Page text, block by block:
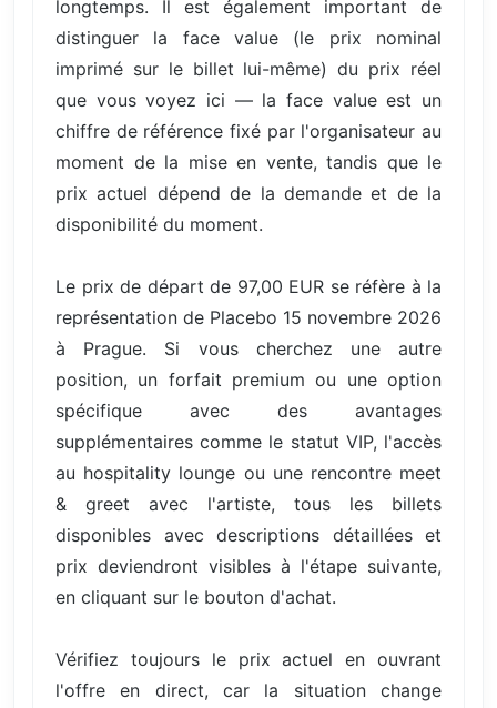
longtemps. Il est également important de
distinguer la face value (le prix nominal
imprimé sur le billet lui-même) du prix réel
que vous voyez ici — la face value est un
chiffre de référence fixé par l'organisateur au
moment de la mise en vente, tandis que le
prix actuel dépend de la demande et de la
disponibilité du moment.
Le prix de départ de 97,00 EUR se réfère à la
représentation de Placebo 15 novembre 2026
à Prague. Si vous cherchez une autre
position, un forfait premium ou une option
spécifique avec des avantages
supplémentaires comme le statut VIP, l'accès
au hospitality lounge ou une rencontre meet
& greet avec l'artiste, tous les billets
disponibles avec descriptions détaillées et
prix deviendront visibles à l'étape suivante,
en cliquant sur le bouton d'achat.
Vérifiez toujours le prix actuel en ouvrant
l'offre en direct, car la situation change